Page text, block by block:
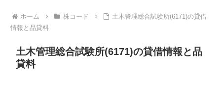
ホーム 株コード
土木管理総合試験所(6171)の貸借
情報と品貸料
土木管理総合試験所(6171)の貸借情報と品
貸料